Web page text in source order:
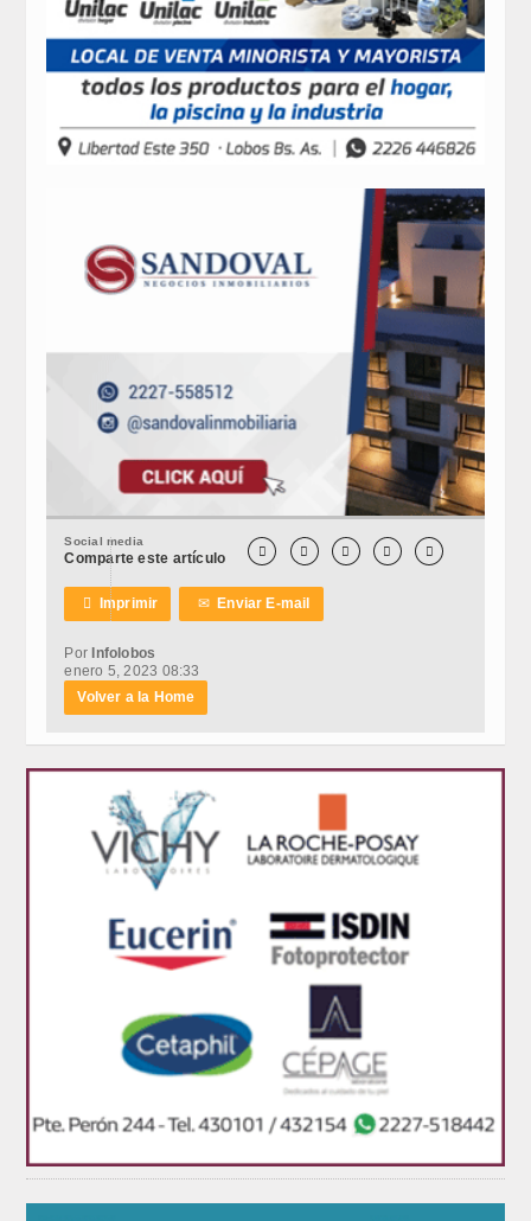
Social media
Comparte este artículo     
 Imprimir ✉Enviar E-mail
Por Infolobos
enero 5, 2023 08:33
Volver a la Home